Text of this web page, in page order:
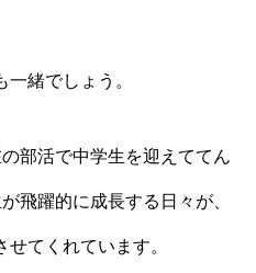
緒でしょう。
部活で中学生を迎えててん
飛躍的に成長する日々が、
てくれています。